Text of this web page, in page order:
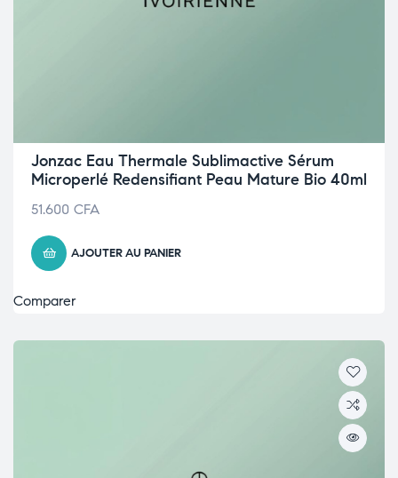
Jonzac Eau Thermale Sublimactive Sérum
Microperlé Redensifiant Peau Mature Bio 40ml
51.600 CFA
AJOUTER AU PANIER
Comparer